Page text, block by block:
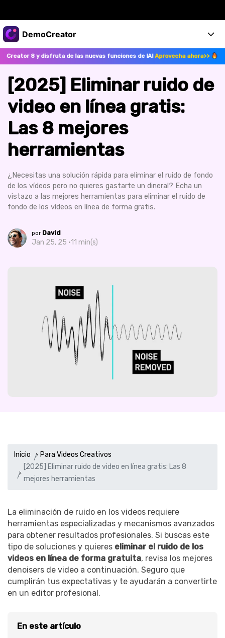
Productos destacados
Creatividad digital con AIGC
Utilidades
Empresas
Resumen
Soluciones
Quiénes somos
Sala de prensa
Tienda
Soporte
DemoCreator
Productos
Productos
Características
IA
Características IA
Consejos sobre la IA
Soluciones
DemoCreator para
Blog
Encuentra más soluciones >
Ayuda
Empieza
Ayuda
DESCARGAR COMPRAR AHORAIniciar
y disfruta de las nuevas funciones de IA!Aprovecha ahora>>
[2025] Eliminar ruido de
video en línea gratis:
Las 8 mejores
herramientas
¿Necesitas una solución rápida para eliminar el ruido de fondo
de los vídeos pero no quieres gastarte un dineral? Echa un
vistazo a las mejores herramientas para eliminar el ruido de
fondo de los vídeos en línea de forma gratis.
por David
Jan 25, 25 ·11 min(s)
Inicio
Para Videos Creativos
[2025] Eliminar ruido de video en línea gratis: Las 8
mejores herramientas
La eliminación de ruido en los videos requiere
herramientas especializadas y mecanismos avanzados
para obtener resultados profesionales. Si buscas este
tipo de soluciones y quieres eliminar el ruido de los
videos en línea de forma gratuita, revisa los mejores
denoisers de video a continuación. Seguro que
cumplirán tus expectativas y te ayudarán a convertirte
en un editor profesional.
En este artículo